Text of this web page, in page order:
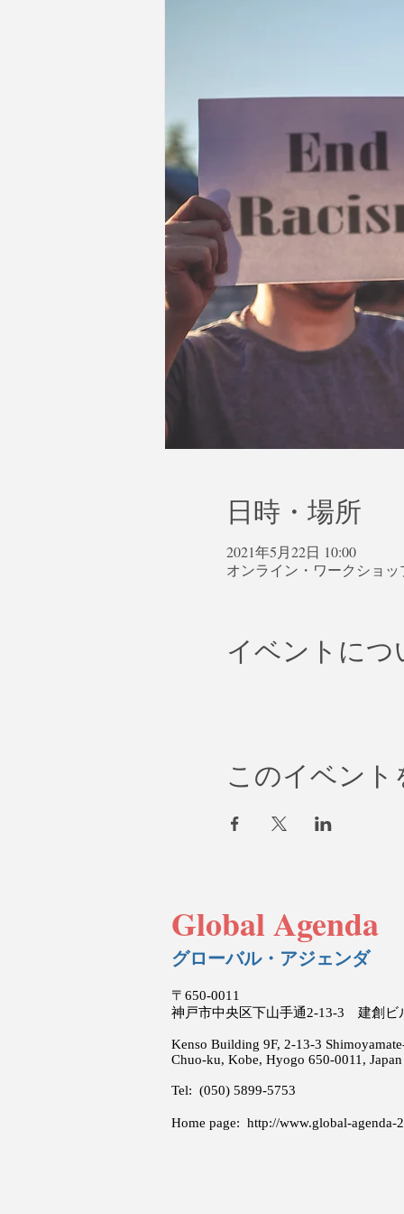
日時・場所
2021年5月22日 10:00
オンライン・ワークショッ
イベントにつ
このイベント
Global Agenda
グローバル・アジェンダ
〒650-0011
神戸市中央区下山手通2-13-3 建創
Kenso Building 9F, 2-13-3
Chuo-ku, Kobe, Hyogo 650-0011, Japan
Tel: (050) 5899-5753
Home page: http://www.global-agenda-